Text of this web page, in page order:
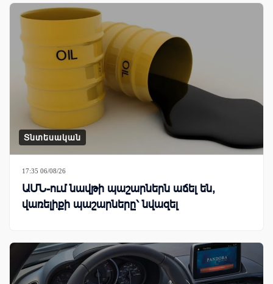
Տնտեսական
17:35 06/08/26
ԱՄՆ-ում նավթի պաշարներն աճել են,
վառելիքի պաշարները՝ նվազել